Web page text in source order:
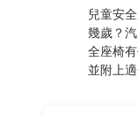
兒童安
幾歲？
全座椅
並附上